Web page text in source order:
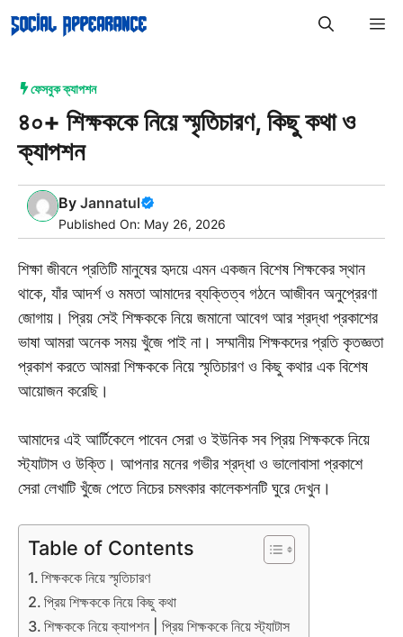
to
ফেসবুক ক্যাপশন
৪০+ শিক্ষককে নিয়ে স্মৃতিচারণ, কিছু কথা ও
ক্যাপশন
By Jannatul
Published On: May 26, 2026
শিক্ষা জীবনে প্রতিটি মানুষের হৃদয়ে এমন একজন বিশেষ শিক্ষকের স্থান
থাকে, যাঁর আদর্শ ও মমতা আমাদের ব্যক্তিত্ব গঠনে আজীবন অনুপ্রেরণা
জোগায়। প্রিয় সেই শিক্ষককে নিয়ে জমানো আবেগ আর শ্রদ্ধা প্রকাশের
ভাষা আমরা অনেক সময় খুঁজে পাই না। সম্মানীয় শিক্ষকদের প্রতি কৃতজ্ঞতা
প্রকাশ করতে আমরা শিক্ষককে নিয়ে স্মৃতিচারণ ও কিছু কথার এক বিশেষ
আয়োজন করেছি।
আমাদের এই আর্টিকেলে পাবেন সেরা ও ইউনিক সব প্রিয় শিক্ষককে নিয়ে
স্ট্যাটাস ও উক্তি। আপনার মনের গভীর শ্রদ্ধা ও ভালোবাসা প্রকাশে
সেরা লেখাটি খুঁজে পেতে নিচের চমৎকার কালেকশনটি ঘুরে দেখুন।
Table of Contents
শিক্ষককে নিয়ে স্মৃতিচারণ
প্রিয় শিক্ষককে নিয়ে কিছু কথা
শিক্ষককে নিয়ে ক্যাপশন | প্রিয় শিক্ষককে নিয়ে স্ট্যাটাস